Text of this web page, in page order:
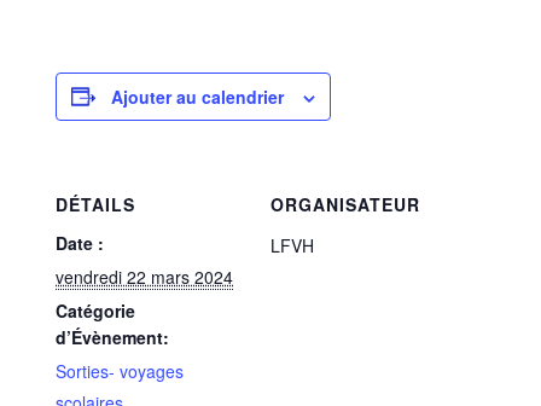
Ajouter au calendrier
DÉTAILS
Date :
vendredi 22 mars 2024
Catégorie
d’Évènement:
Sorties- voyages
ORGANISATEUR
LFVH